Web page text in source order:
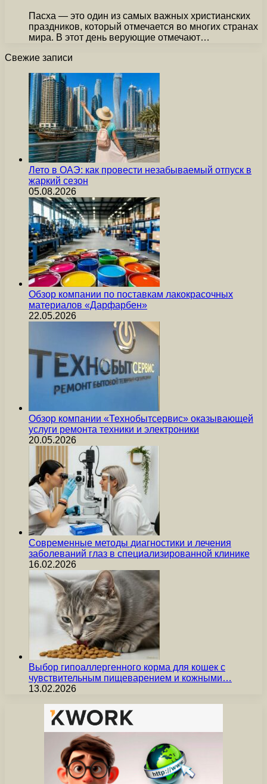
Пасха — это один из самых важных христианских
праздников, который отмечается во многих странах
мира. В этот день верующие отмечают…
Свежие записи
Лето в ОАЭ: как провести незабываемый отпуск в
жаркий сезон
05.08.2026
Обзор компании по поставкам лакокрасочных
материалов «Дарфарбен»
22.05.2026
Обзор компании «Технобытсервис» оказывающей
услуги ремонта техники и электроники
20.05.2026
Современные методы диагностики и лечения
заболеваний глаз в специализированной клинике
16.02.2026
Выбор гипоаллергенного корма для кошек с
чувствительным пищеварением и кожными…
13.02.2026